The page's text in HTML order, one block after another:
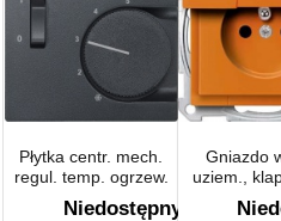
Płytka centr. mech.
regul. temp. ogrzew.
podł. z łączn. Sys M
Niedostępny
Gniazdo
uziem.,
Sys M